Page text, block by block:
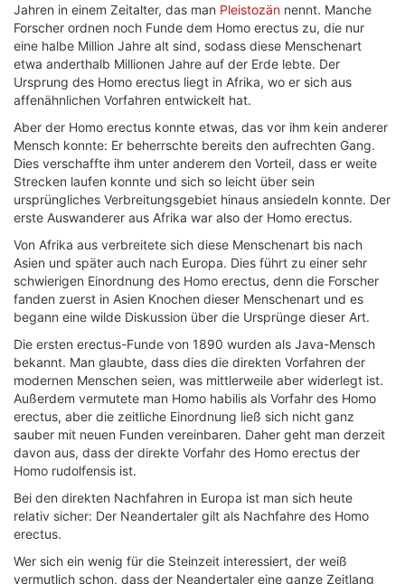
Jahren in einem Zeitalter, das man Pleistozän nennt. Manche
Forscher ordnen noch Funde dem Homo erectus zu, die nur
eine halbe Million Jahre alt sind, sodass diese Menschenart
etwa anderthalb Millionen Jahre auf der Erde lebte. Der
Ursprung des Homo erectus liegt in Afrika, wo er sich aus
affenähnlichen Vorfahren entwickelt hat.
Aber der Homo erectus konnte etwas, das vor ihm kein anderer
Mensch konnte: Er beherrschte bereits den aufrechten Gang.
Dies verschaffte ihm unter anderem den Vorteil, dass er weite
Strecken laufen konnte und sich so leicht über sein
ursprüngliches Verbreitungsgebiet hinaus ansiedeln konnte. Der
erste Auswanderer aus Afrika war also der Homo erectus.
Von Afrika aus verbreitete sich diese Menschenart bis nach
Asien und später auch nach Europa. Dies führt zu einer sehr
schwierigen Einordnung des Homo erectus, denn die Forscher
fanden zuerst in Asien Knochen dieser Menschenart und es
begann eine wilde Diskussion über die Ursprünge dieser Art.
Die ersten erectus-Funde von 1890 wurden als Java-Mensch
bekannt. Man glaubte, dass dies die direkten Vorfahren der
modernen Menschen seien, was mittlerweile aber widerlegt ist.
Außerdem vermutete man Homo habilis als Vorfahr des Homo
erectus, aber die zeitliche Einordnung ließ sich nicht ganz
sauber mit neuen Funden vereinbaren. Daher geht man derzeit
davon aus, dass der direkte Vorfahr des Homo erectus der
Homo rudolfensis ist.
Bei den direkten Nachfahren in Europa ist man sich heute
relativ sicher: Der Neandertaler gilt als Nachfahre des Homo
erectus.
Wer sich ein wenig für die Steinzeit interessiert, der weiß
vermutlich schon, dass der Neandertaler eine ganze Zeitlang